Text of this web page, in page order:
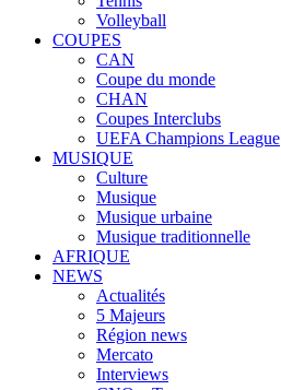
Volleyball
COUPES
CAN
Coupe du monde
CHAN
Coupes Interclubs
UEFA Champions League
MUSIQUE
Culture
Musique
Musique urbaine
Musique traditionnelle
AFRIQUE
NEWS
Actualités
5 Majeurs
Région news
Mercato
Interviews